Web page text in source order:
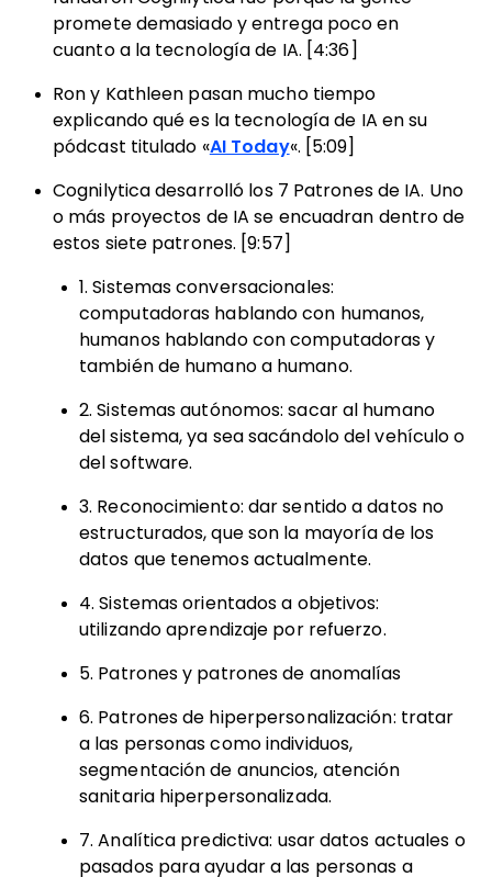
promete demasiado y entrega poco en
cuanto a la tecnología de IA. [4:36]
Ron y Kathleen pasan mucho tiempo
explicando qué es la tecnología de IA en su
pódcast titulado «AI Today«. [5:09]
Cognilytica desarrolló los 7 Patrones de IA. Uno
o más proyectos de IA se encuadran dentro de
estos siete patrones. [9:57]
1. Sistemas conversacionales:
computadoras hablando con humanos,
humanos hablando con computadoras y
también de humano a humano.
2. Sistemas autónomos: sacar al humano
del sistema, ya sea sacándolo del vehículo o
del software.
3. Reconocimiento: dar sentido a datos no
estructurados, que son la mayoría de los
datos que tenemos actualmente.
4. Sistemas orientados a objetivos:
utilizando aprendizaje por refuerzo.
5. Patrones y patrones de anomalías
6. Patrones de hiperpersonalización: tratar
a las personas como individuos,
segmentación de anuncios, atención
sanitaria hiperpersonalizada.
7. Analítica predictiva: usar datos actuales o
pasados para ayudar a las personas a